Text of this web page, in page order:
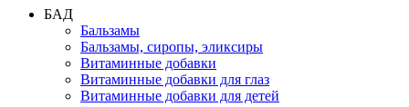
БАД
Бальзамы
Бальзамы, сиропы, эликсиры
Витаминные добавки
Витаминные добавки для глаз
Витаминные добавки для детей